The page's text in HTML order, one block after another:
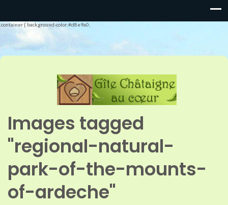
.container { background-color:#d8e9a0;
Images tagged
"regional-natural-
park-of-the-mounts-
of-ardeche"